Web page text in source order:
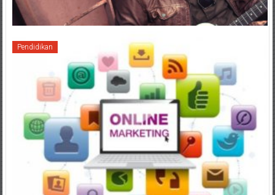
Pendidikan